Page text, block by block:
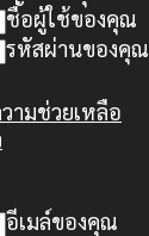
ชื่อผู้ใช้ของคุณ
รหัสผ่านของคุณ
ามช่วยเหลือ
อีเมล์ของคุณ